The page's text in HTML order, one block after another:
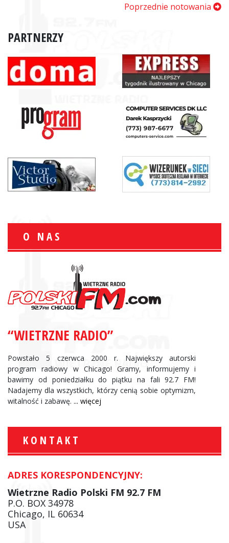
Poprzednie notowania
PARTNERZY
O NAS
“WIETRZNE RADIO”
Powstało 5 czerwca 2000 r. Największy autorski
program radiowy w Chicago! Gramy, informujemy i
bawimy od poniedziałku do piątku na fali 92.7 FM!
Nadajemy dla wszystkich, którzy cenią sobie optymizm,
witalność i zabawę. ... więcej
KONTAKT
ADRES KORESPONDENCYJNY:
Wietrzne Radio Polski FM 92.7 FM
P.O. BOX 34978
Chicago, IL 60634
USA